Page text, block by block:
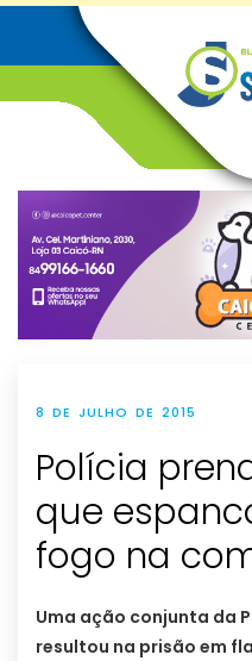
8 DE JULHO DE 2015
Polícia
que
fogo na
Uma ação conjunta da
resultou na prisão em